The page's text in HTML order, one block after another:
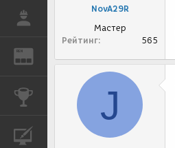
REN
КОНКУРСЫ
NovA29R
Мастер
Рейтинг
565
J